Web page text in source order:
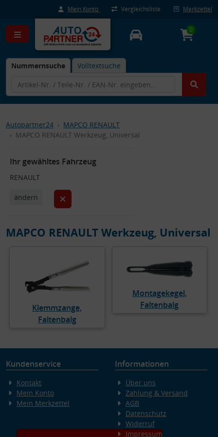
Mein Konto Vergleichsliste Merkzettel
Nummernsuche Volltextsuche
0
Autopartner24
MAPCO RENAULT
MAPCO RENAULT Werkzeug, Universal
Ihr gewähltes Fahrzeug
RENAULT
ändern
MAPCO RENAULT Werkzeug, Universal
Klemmzange,
Faltenbalg
Montagekegel,
Faltenbalg
Kundenservice
Kontakt
Mein Konto
Mein Merkzettel
Informationen
Über uns
Zahlung & Versand
AGB
Datenschutz
Widerruf
Impressum